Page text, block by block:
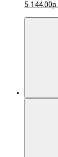
5 144.00р.